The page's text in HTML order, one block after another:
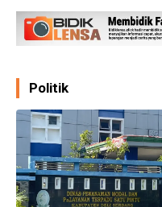
Politik